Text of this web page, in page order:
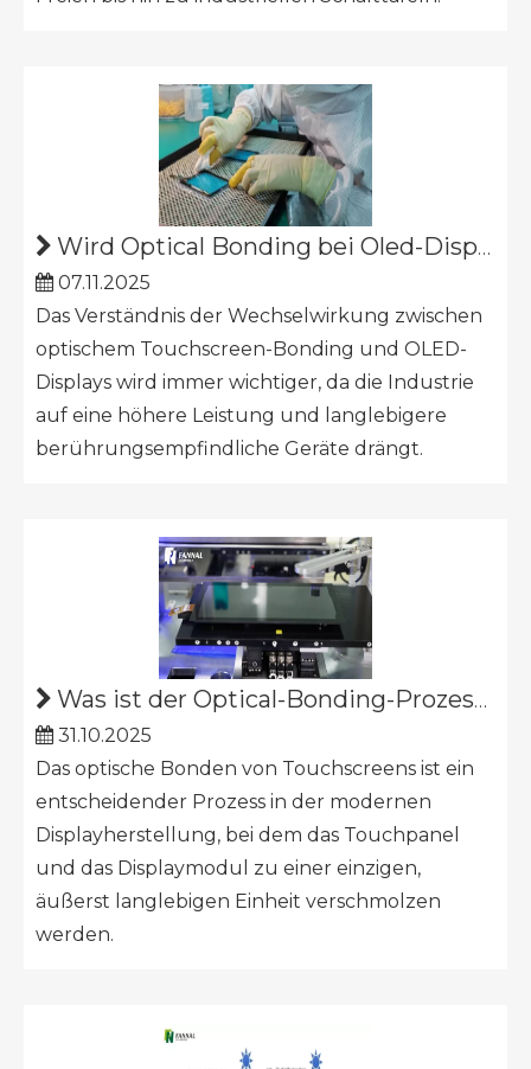
Wird Optical Bonding bei Oled-Displays verwendet?
07.11.2025
Das Verständnis der Wechselwirkung zwischen
optischem Touchscreen-Bonding und OLED-
Displays wird immer wichtiger, da die Industrie
auf eine höhere Leistung und langlebigere
berührungsempfindliche Geräte drängt.
Was ist der Optical-Bonding-Prozess?
31.10.2025
Das optische Bonden von Touchscreens ist ein
entscheidender Prozess in der modernen
Displayherstellung, bei dem das Touchpanel
und das Displaymodul zu einer einzigen,
äußerst langlebigen Einheit verschmolzen
werden.